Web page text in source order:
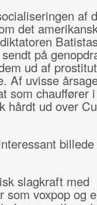
af
det
på
ud af
Af uvisse
som chauffører i
hårdt ud over
slagkraft med
som voxpop og